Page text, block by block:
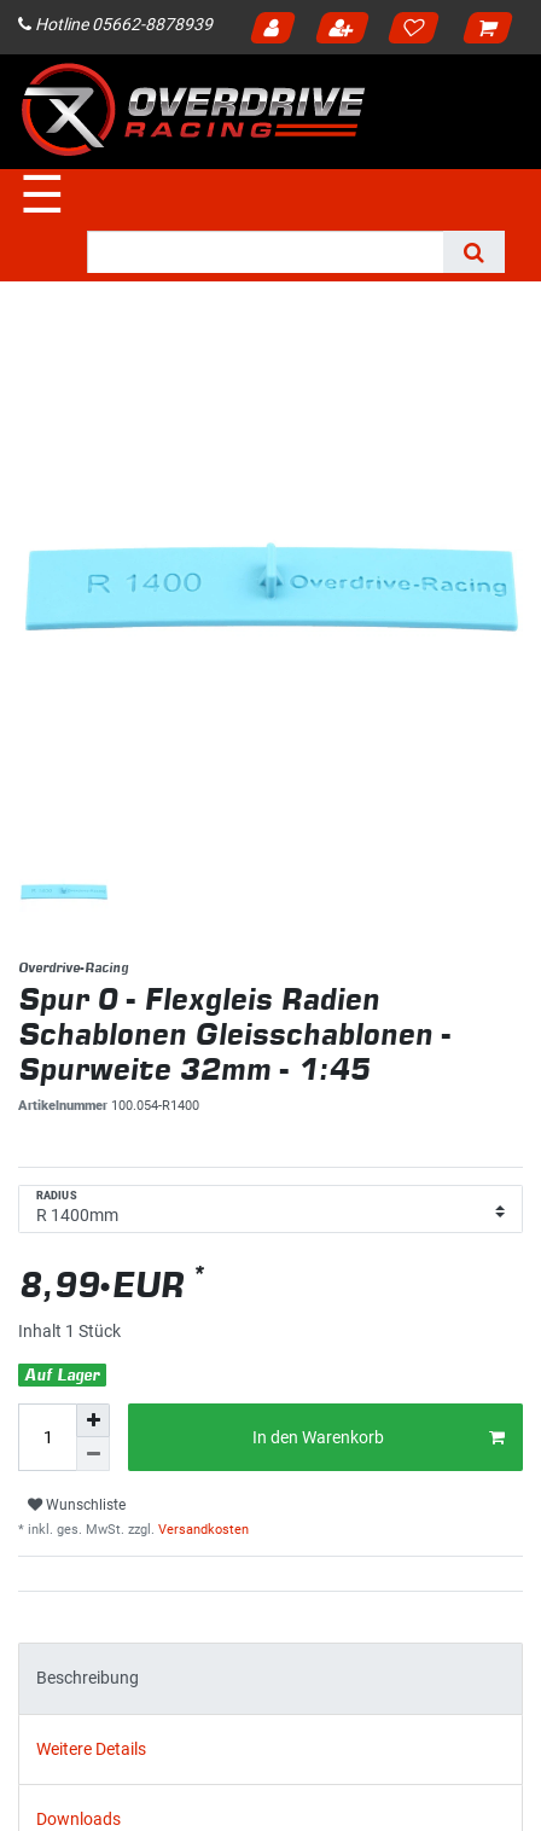
Hotline 05662-8878939
☰
Overdrive-Racing
Spur 0 - Flexgleis Radien
Schablonen Gleisschablonen -
Spurweite 32mm - 1:45
Artikelnummer 100.054-R1400
RADIUS
8,99 EUR *
Inhalt 1 Stück
Auf Lager
In den Warenkorb
Wunschliste
* inkl. ges. MwSt. zzgl. Versandkosten
Beschreibung
Weitere Details
Downloads